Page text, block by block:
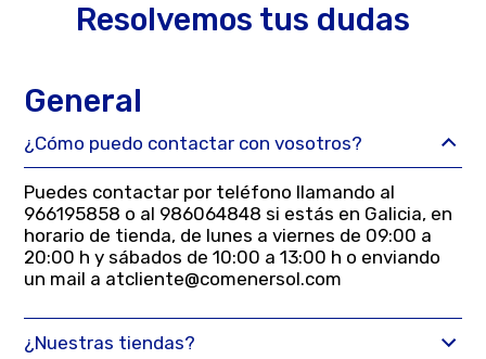
Resolvemos tus dudas
General
¿Cómo puedo contactar con vosotros?
Puedes contactar por teléfono llamando al
966195858 o al 986064848 si estás en Galicia, en
horario de tienda, de lunes a viernes de 09:00 a
20:00 h y sábados de 10:00 a 13:00 h o enviando
un mail a atcliente@comenersol.com
¿Nuestras tiendas?